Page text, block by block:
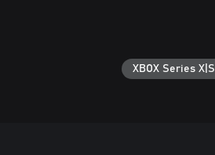
XBOX Series X|S